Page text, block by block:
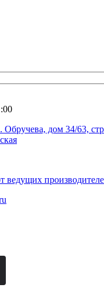
Обручева, дом 34/63,
ведущих